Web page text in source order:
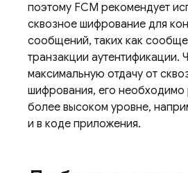
поэтому FCM рекомендует
сквозное шифрование для
сообщений, таких как
транзакции аутентификации.
максимальную отдачу от
шифрования, его необходимо
более высоком уровне,
и в коде приложения.